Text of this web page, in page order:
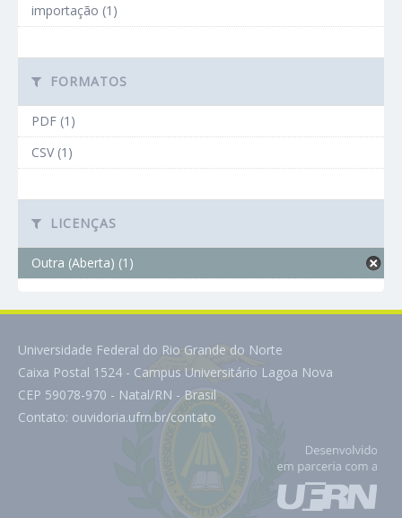
importação (1)
FORMATOS
PDF (1)
CSV (1)
LICENÇAS
Outra (Aberta) (1)
Universidade Federal do Rio Grande do Norte
Caixa Postal 1524 - Campus Universitário Lagoa Nova
CEP 59078-970 - Natal/RN - Brasil
Contato: ouvidoria.ufrn.br/contato